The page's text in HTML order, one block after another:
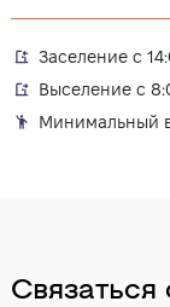
Заселение с
Выселение с
Минимальный